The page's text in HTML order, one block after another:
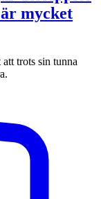
mycket
trots sin tunna